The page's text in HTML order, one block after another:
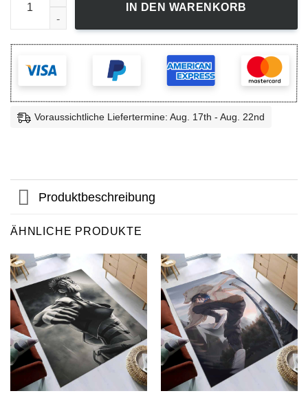
IN DEN WARENKORB
Voraussichtliche Liefertermine: Aug. 17th - Aug. 22nd
Produktbeschreibung
ÄHNLICHE PRODUKTE